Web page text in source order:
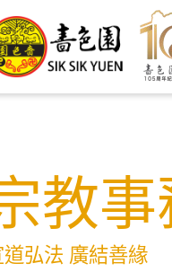
教
弘法 廣結善緣